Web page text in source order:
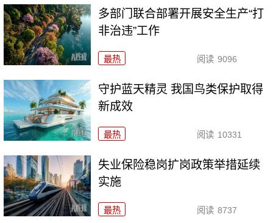
多部门联合部署开展安全生产“打
非治违”工作
最热 阅读 9096
守护蓝天精灵 我国鸟类保护取得
新成效
最热 阅读 10331
失业保险稳岗扩岗政策举措延续
实施
最热 阅读 8737